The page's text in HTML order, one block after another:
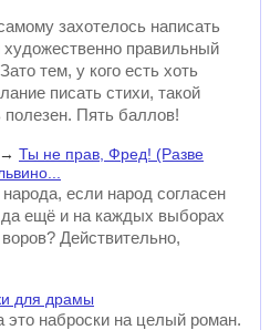
захотелось написать
правильный
тем, у кого есть хоть
писать стихи, такой
Пять баллов!
→ Ты не прав, Фред! (Разве
если народ согласен
ещё и на каждых выборах
Действительно,
для драмы
наброски на целый роман.